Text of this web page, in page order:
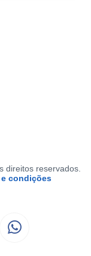
direitos reservados.
condições